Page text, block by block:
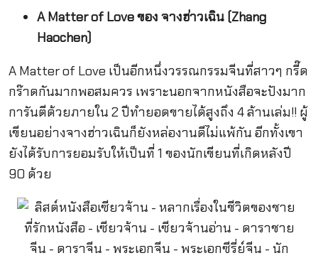
A Matter of Love ของ จางฮ่าวเฉิน (Zhang
Haochen)
A Matter of Love เป็นอีกหนึ่งวรรณกรรมจีนที่สาวๆ กรี๊ด
กร๊าดกันมากพอสมควร เพราะนอกจากหนังสือจะปังมาก
การันตีด้วยภายใน 2 ปีทำยอดขายได้สูงถึง 4 ล้านเล่ม!! ผู้
เขียนอย่างจางฮ่าวเฉินก็ยังหล่องานดีไม่แพ้กัน อีกทั้งเขา
ยังได้รับการยอมรับให้เป็นที่ 1 ของนักเขียนที่เกิดหลังปี
90 ด้วย